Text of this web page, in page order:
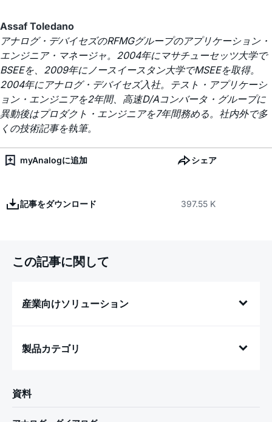
Assaf Toledano
アナログ・デバイセズのRFMGグループのアプリケーション・
エンジニア・マネージャ。2004年にマサチューセッツ大学で
BSEEを、2009年にノースイースタン大学でMSEEを取得。
2004年にアナログ・デバイセズ入社。テスト・アプリケーシ
ョン・エンジニアを2年間、高速D/Aコンバータ・グループに
異動後はプロダクト・エンジニアを7年間務める。社内外で多
くの技術記事を執筆。
myAnalogに追加 シェア
記事をダウンロード 397.55 K
この記事に関して
産業向けソリューション
製品カテゴリ
資料